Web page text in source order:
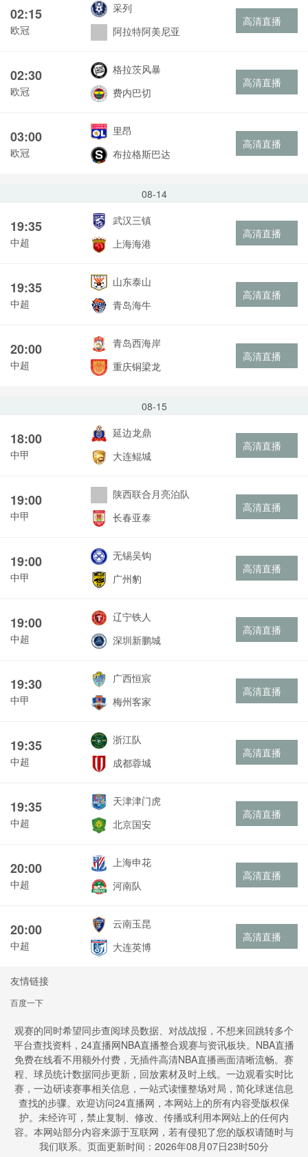
02:15
欧冠
采列
阿拉特阿美尼亚
高清直播
02:30
欧冠
格拉茨风暴
费内巴切
高清直播
03:00
欧冠
里昂
布拉格斯巴达
高清直播
08-14
19:35
中超
武汉三镇
上海海港
高清直播
19:35
中超
山东泰山
青岛海牛
高清直播
20:00
中超
青岛西海岸
重庆铜梁龙
高清直播
08-15
18:00
中甲
延边龙鼎
大连鲲城
高清直播
19:00
中甲
陕西联合月亮泊队
长春亚泰
高清直播
19:00
中甲
无锡吴钩
广州豹
高清直播
19:00
中超
辽宁铁人
深圳新鹏城
高清直播
19:30
中甲
广西恒宸
梅州客家
高清直播
19:35
中超
浙江队
成都蓉城
高清直播
19:35
中超
天津津门虎
北京国安
高清直播
20:00
中超
上海申花
河南队
高清直播
20:00
中超
云南玉昆
大连英博
高清直播
友情链接
百度一下
观赛的同时希望同步查阅球员数据、对战战报，不想来回跳转多个
平台查找资料，24直播网NBA直播整合观赛与资讯板块。NBA直播
免费在线看不用额外付费，无插件高清NBA直播画面清晰流畅。赛
程、球员统计数据同步更新，回放素材及时上线。一边观看实时比
赛，一边研读赛事相关信息，一站式读懂整场对局，简化球迷信息
查找的步骤。欢迎访问24直播网，本网站上的所有内容受版权保
护。未经许可，禁止复制、修改、传播或利用本网站上的任何内
容。本网站部分内容来源于互联网，若有侵犯了您的版权请随时与
我们联系。页面更新时间：2026年08月07日23时50分